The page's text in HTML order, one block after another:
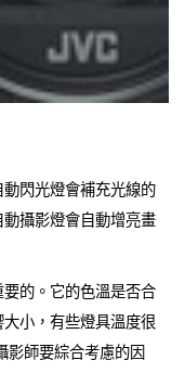
閃光燈會補充光線的
攝影燈會自動增亮畫
的。它的色溫是否合
小，有些燈具溫度很
影師要綜合考慮的因